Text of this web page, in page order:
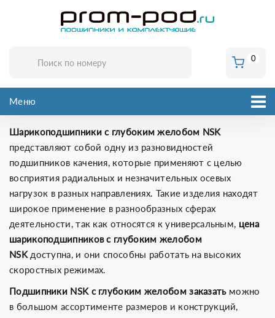
0
Меню
Шарикоподшипники с глубоким желобом NSK
представляют собой одну из разновидностей
подшипников качения, которые применяют с целью
восприятия радиальных и незначительных осевых
нагрузок в разных направлениях. Такие изделия находят
широкое применение в разнообразных сферах
деятельности, так как относятся к универсальным, цена
шарикоподшипников с глубоким желобом
NSK доступна, и они способны работать на высоких
скоростных режимах.
Подшипники NSKс глубоким желобом заказатьможно
в большом ассортименте размеров и конструкций,